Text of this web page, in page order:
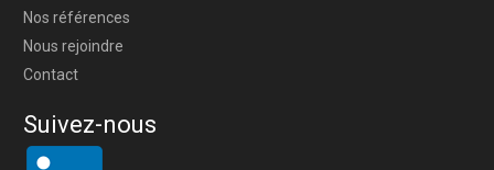
Nos références
Nous rejoindre
Contact
Suivez-nous